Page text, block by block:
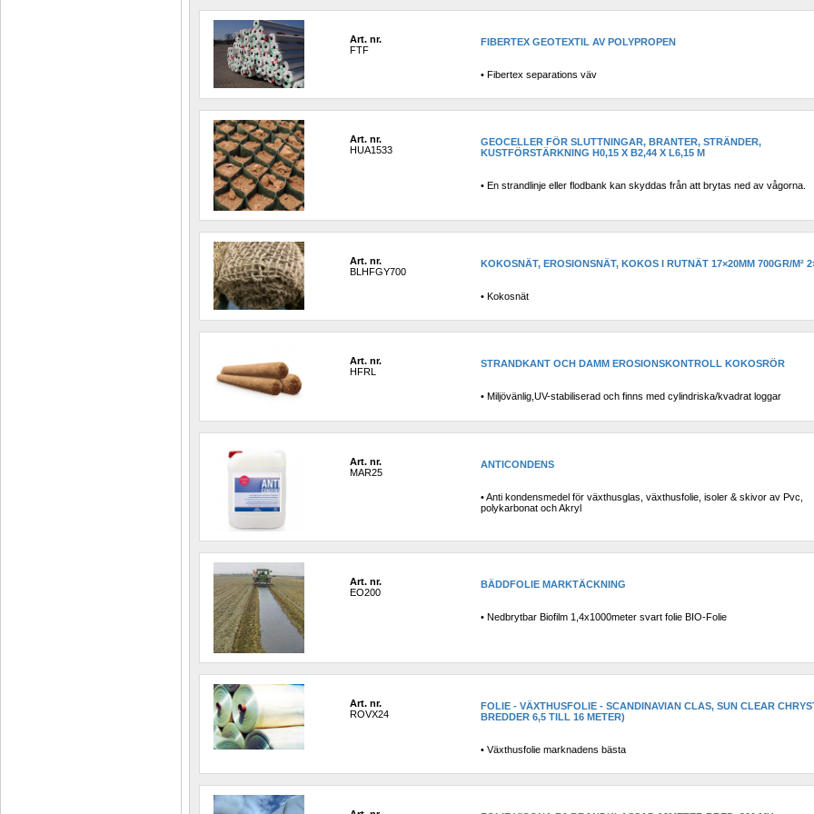
Art. nr.
FTF
FIBERTEX GEOTEXTIL AV POLYPROPEN
• Fibertex separations väv
Art. nr.
HUA1533
GEOCELLER FÖR SLUTTNINGAR, BRANTER, STRÄNDER,
KUSTFÖRSTÄRKNING H0,15 X B2,44 X L6,15 M
• En strandlinje eller flodbank kan skyddas från att brytas ned av vågorna.
Art. nr.
BLHFGY700
KOKOSNÄT, EROSIONSNÄT, KOKOS I RUTNÄT 17×20MM 700GR/M²
• Kokosnät
Art. nr.
HFRL
STRANDKANT OCH DAMM EROSIONSKONTROLL KOKOSRÖR
• Miljövänlig,UV-stabiliserad och finns med cylindriska/kvadrat loggar
Art. nr.
MAR25
ANTICONDENS
• Anti kondensmedel för växthusglas, växthusfolie, isoler & skivor av Pvc,
polykarbonat och Akryl
Art. nr.
EO200
BÄDDFOLIE MARKTÄCKNING
• Nedbrytbar Biofilm 1,4x1000meter svart folie BIO-Folie
Art. nr.
ROVX24
FOLIE - VÄXTHUSFOLIE - SCANDINAVIAN CLAS, SUN CLEAR
BREDDER 6,5 TILL 16 METER)
• Växthusfolie marknadens bästa